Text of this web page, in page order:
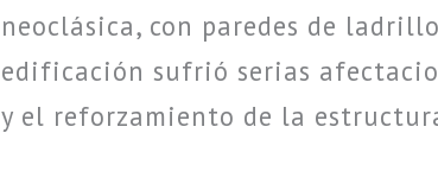
neoclásica, con paredes de
edificación sufrió serias
y el reforzamiento de la